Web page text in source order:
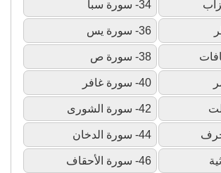
34- سورة سبأ
36- سورة يس
38- سورة ص
40- سورة غافر
42- سورة الشورى
44- سورة الدخان
46- سورة الأحقاف